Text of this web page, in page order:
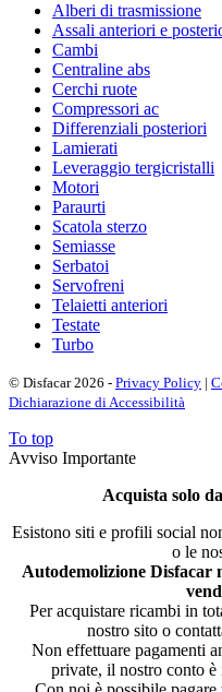
Alberi di trasmissione
Assali anteriori e
Cambi
Centraline abs
Cerchi ruote
Compressori ac
Differenziali posteriori
Lamierati
Leveraggio tergicristalli
Motori
Paraurti
Scatola sterzo
Semiasse
Serbatoi
Servofreni
Telaietti anteriori
Testate
Turbo
© Disfacar 2026 - Privacy Policy |
Dichiarazione di Accessibilità
To top
Avviso Importante
Acquista solo
Esistono siti e profili social
o le
Autodemolizione Disfacar
Per acquistare ricambi in
nostro sito o
Non effettuare pagamenti
private, il nostro conto è